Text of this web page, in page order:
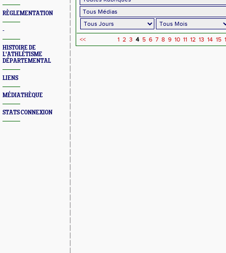
RÈGLEMENTATION
-
HISTOIRE DE
L'ATHLÉTISME
DÉPARTEMENTAL
LIENS
MÉDIATHÈQUE
STATS CONNEXION
<< 1 2 3 4 5 6 7 8 9 10 11 12 13 14 15